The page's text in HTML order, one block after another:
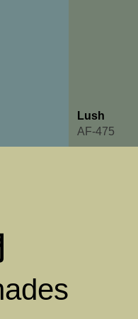
Lush
AF-475